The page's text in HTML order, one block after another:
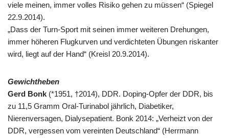
viele meinen, immer volles Risiko gehen zu müssen“ (Spiegel
22.9.2014).
„Dass der Turn-Sport mit seinen immer weiteren Drehungen,
immer höheren Flugkurven und verdichteten Übungen riskanter
wird, liegt auf der Hand“ (Kreisl 20.9.2014).
Gewichtheben
Gerd Bonk (*1951, †2014), DDR. Doping-Opfer der DDR, bis
zu 11,5 Gramm Oral-Turinabol jährlich, Diabetiker,
Nierenversagen, Dialysepatient. Bonk 2014: „Verheizt von der
DDR, vergessen vom vereinten Deutschland“ (Herrmann